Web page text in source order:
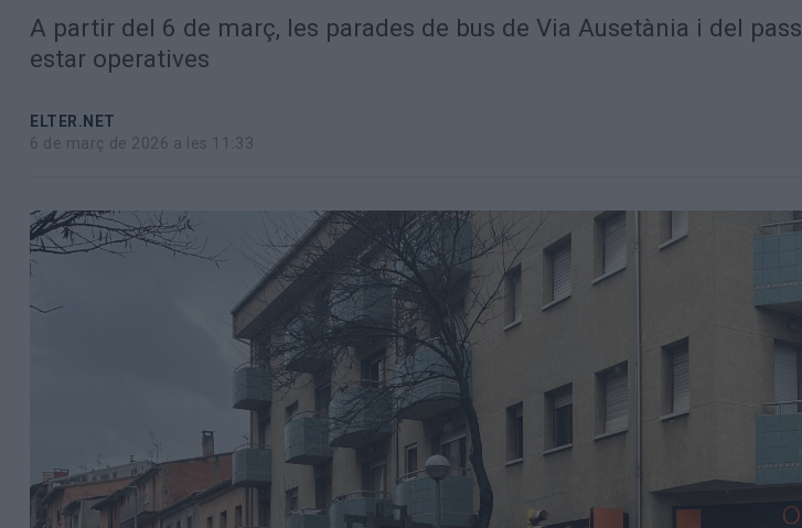
A partir del 6 de març, les parades de bus de Via Ausetània i del
estar operatives
ELTER.NET
6 de març de 2026 a les 11:33